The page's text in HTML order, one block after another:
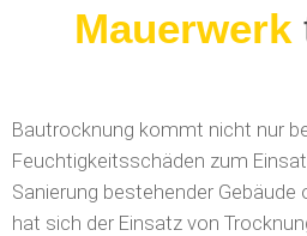
Bautrocknung kommt nicht nur
Feuchtigkeitsschäden zum
Sanierung bestehender Gebäude
hat sich der Einsatz von